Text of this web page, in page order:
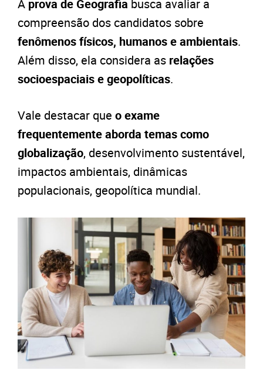
A prova de Geografia busca avaliar a
compreensão dos candidatos sobre
fenômenos físicos, humanos e ambientais.
Além disso, ela considera as relações
socioespaciais e geopolíticas.
Vale destacar que o exame
frequentemente aborda temas como
globalização, desenvolvimento sustentável,
impactos ambientais, dinâmicas
populacionais, geopolítica mundial.